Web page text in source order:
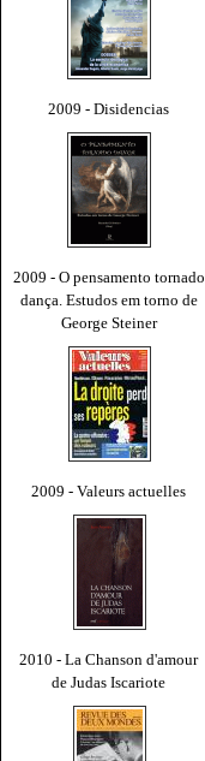
2009 - Disidencias
2009 - O pensamento tornado
dança. Estudos em torno de
George Steiner
2009 - Valeurs actuelles
2010 - La Chanson d'amour
de Judas Iscariote